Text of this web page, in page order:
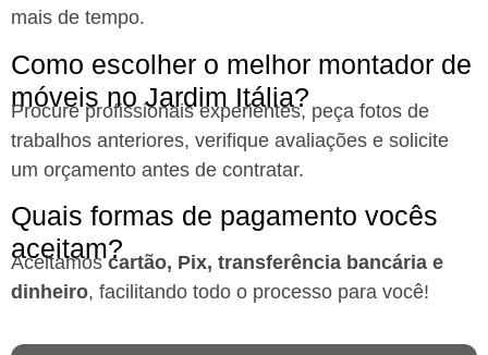
mais de tempo.
Como escolher o melhor montador de
móveis no Jardim Itália?
Procure profissionais experientes, peça fotos de
trabalhos anteriores, verifique avaliações e solicite
um orçamento antes de contratar.
Quais formas de pagamento vocês
aceitam?
Aceitamoscartão, Pix, transferência bancária e
dinheiro, facilitando todo o processo para você!